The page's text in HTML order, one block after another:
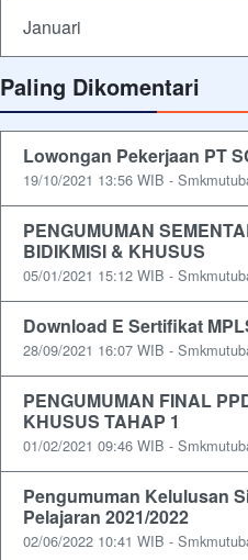
Januari
Paling Dikomentari
Lowongan Pekerjaan PT
19/10/2021 13:56 WIB -
PENGUMUMAN
BIDIKMISI & KHUSUS
05/01/2021 15:12 WIB -
Download E Sertifikat
28/09/2021 16:07 WIB -
PENGUMUMAN FINAL
KHUSUS TAHAP 1
01/02/2021 09:46 WIB -
Pengumuman Kelulusan
Pelajaran 2021/2022
02/06/2022 10:41 WIB -